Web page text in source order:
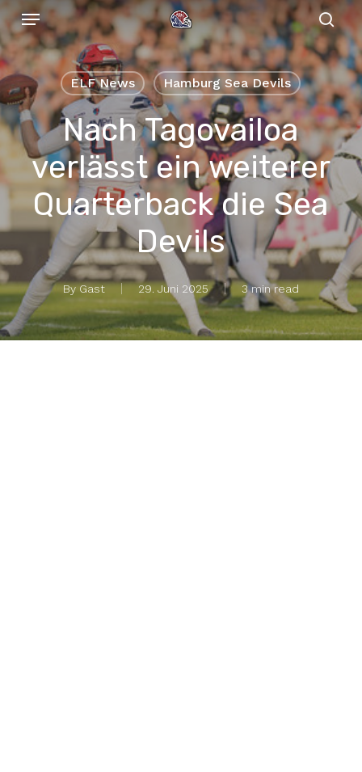
Skip
to
main
content
Menu
ELF News Hamburg Sea Devils
Nach Tagovailoa
verlässt ein weiterer
Quarterback die Sea
Devils
By Gast 29. Juni 2025 3 min read